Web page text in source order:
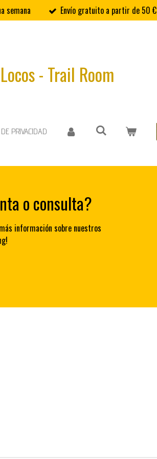
semana Envío gratuito a partir de 50 €
- Trail Room
PRIVACIDAD
o consulta?
información sobre nuestros